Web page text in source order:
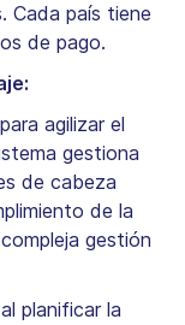
Cada país tiene
de pago.
para agilizar el
gestiona
de cabeza
de la
gestión
planificar la